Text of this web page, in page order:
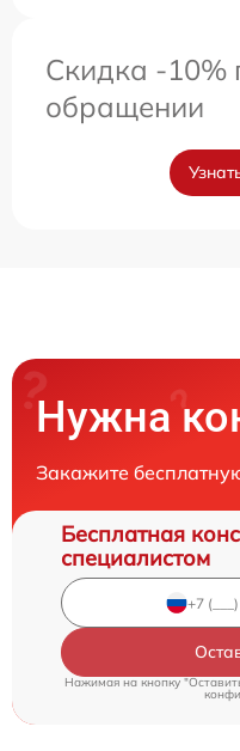
Скидка -10%
обращении
Нужна
Закажите
Бесплатная
специалистом
Нажимая на кнопку